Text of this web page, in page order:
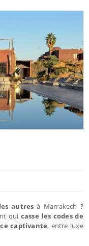
autres à Marrakech ?
qui casse les codes de
captivante, entre luxe